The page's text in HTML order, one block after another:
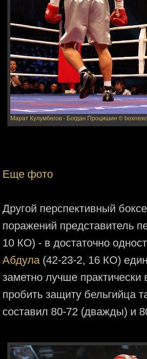
Марат Кулумбегов - Богдан Процишин ©
Еще фото
Другой перспективный
поражений представитель
10 КО) - в достаточно
Абдула(42-23-2, 16 КО)
заметно лучше
пробить защиту бельгийца
составил 80-72 (дважды) и